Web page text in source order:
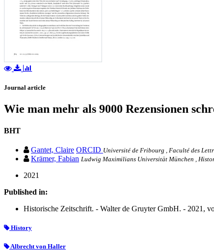
Journal article
Wie man mehr als 9000 Rezensionen
BHT
Gantet, Claire ORCID Université de Fribourg , Faculté des
Krämer, Fabian Ludwig Maximilians Universität München ,
2021
Published in:
Historische Zeitschrift. - Walter de Gruyter GmbH. - 2021,
History
Albrecht von Haller